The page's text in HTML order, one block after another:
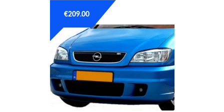
Tuning parts
OPC Line
Bedrijfswagen parts
€209.00